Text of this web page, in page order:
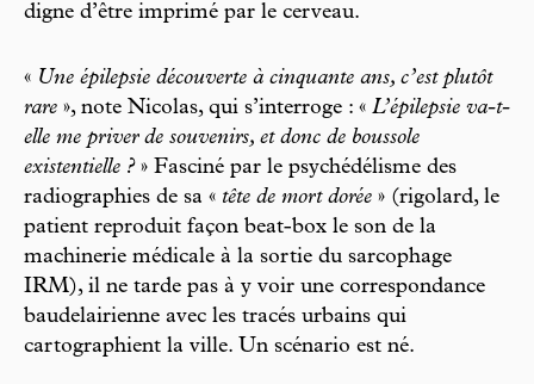
digne d’être imprimé par le cerveau.
« Une épilepsie découverte à cinquante ans, c’est plutôt
rare », note Nicolas, qui s’interroge : « L’épilepsie va-t-
elle me priver de souvenirs, et donc de boussole
existentielle ?» Fasciné par le psychédélisme des
radiographies de sa « tête de mort dorée » (rigolard, le
patient reproduit façon beat-box le son de la
machinerie médicale à la sortie du sarcophage
IRM), il ne tarde pas à y voir une correspondance
baudelairienne avec les tracés urbains qui
cartographient la ville. Un scénario est né.